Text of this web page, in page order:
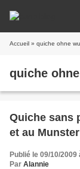
Accueil » quiche ohne
quiche
Quiche sans
et au Munster
Publié le 09/10/2009
Par Alannie